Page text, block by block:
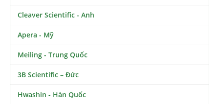
Cleaver Scientific - Anh
Apera - Mỹ
Meiling - Trung Quốc
3B Scientific – Đức
Hwashin - Hàn Quốc